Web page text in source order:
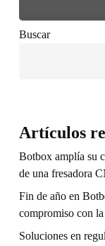
Buscar
Artículos
Botbox amplía su
de una fresadora
Fin de año en
compromiso con
Soluciones en